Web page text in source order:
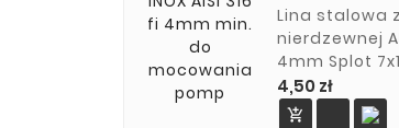
Lina stalowa
nierdzewnej
4mm Splot
4,50 złCena
